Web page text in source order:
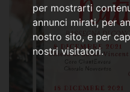
per mostrarti
annunci mirati, per
nostro sito, e per
nostri visitatori.